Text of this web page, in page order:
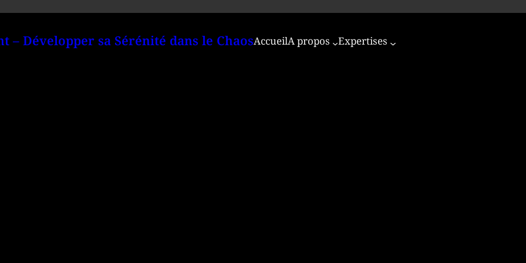
– Développer sa Sérénité dans le ChaosAccueilA propos Expertises